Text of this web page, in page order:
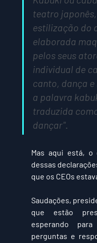
teatro
estilização do
elaborada
pelos seus
individual de
canto, dança
a palavra
traduzida
dançar".
Mas aqui está,
dessas
que os CEOs
Saudações,
que estão
esperando
perguntas e